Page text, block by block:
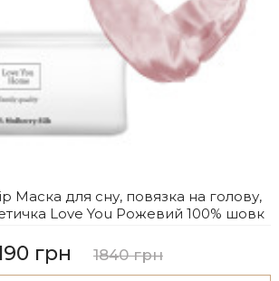
Маска для сну, повязка на голову,
Love You Рожевий 100% шовк
грн 1840 грн